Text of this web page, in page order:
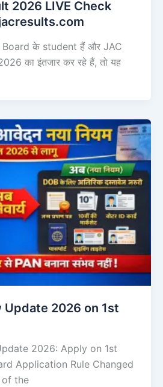
2026 LIVE Check
के student हैं और JAC
का इंतजार कर रहे हैं, तो यह
Update 2026 on 1st
2026: Apply on 1st
Application Rule Changed
of the